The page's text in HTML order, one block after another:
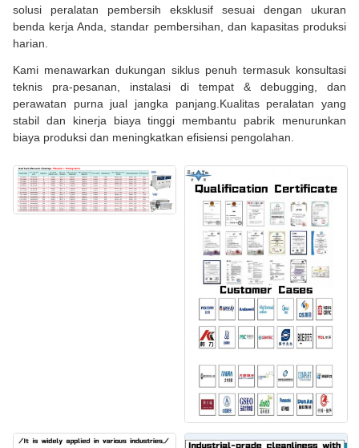
solusi peralatan pembersih eksklusif sesuai dengan ukuran
benda kerja Anda, standar pembersihan, dan kapasitas produksi
harian.
Kami menawarkan dukungan siklus penuh termasuk konsultasi
teknis pra-pesanan, instalasi di tempat & debugging, dan
perawatan purna jual jangka panjang.Kualitas peralatan yang
stabil dan kinerja biaya tinggi membantu pabrik menurunkan
biaya produksi dan meningkatkan efisiensi pengolahan.